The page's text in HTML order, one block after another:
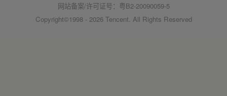
网站备案/许可证号：粤B2-20090059-5
Copyright©1998 - 2026 Tencent. All Rights Reserved